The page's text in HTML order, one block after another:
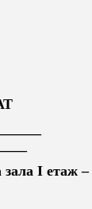
зала I етаж –